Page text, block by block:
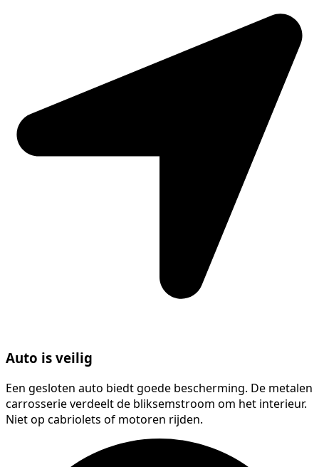
Auto is veilig
Een gesloten auto biedt goede bescherming. De metalen
carrosserie verdeelt de bliksemstroom om het interieur.
Niet op cabriolets of motoren rijden.